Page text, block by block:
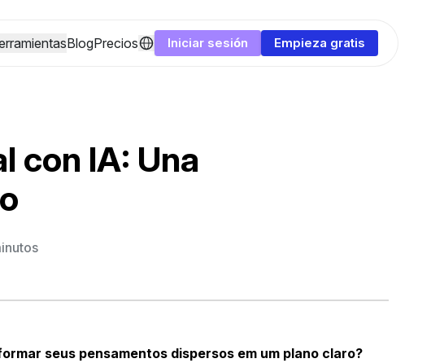
BlogPrecios Iniciar sesión Empieza gratis
con IA: Una
seus pensamentos dispersos em um plano claro?